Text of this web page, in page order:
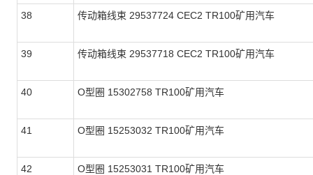
38 传动箱线束 29537724 CEC2 TR100矿用汽车
39 传动箱线束 29537718 CEC2 TR100矿用汽车
40 O型圈 15302758 TR100矿用汽车
41 O型圈 15253032 TR100矿用汽车
42 O型圈 15253031 TR100矿用汽车